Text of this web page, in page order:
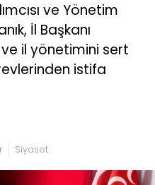
ve Yönetim
İl Başkanı
ve il yönetimini sert
istifa
Siyaset